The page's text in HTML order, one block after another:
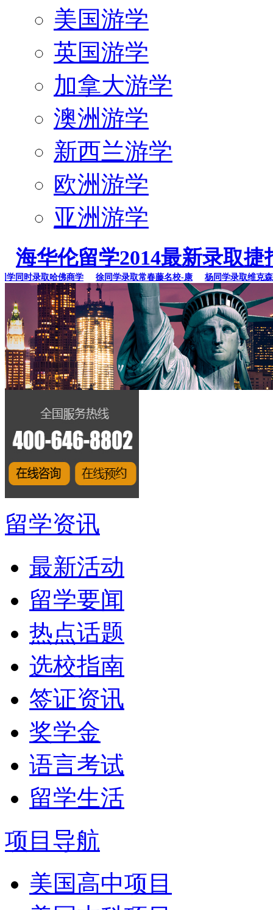
美国游学
英国游学
加拿大游学
澳洲游学
新西兰游学
欧洲游学
亚洲游学
海华伦留学2014最新录取捷
时录取哈佛商学 徐同学录取常春藤名校-康 杨同学录取维克森林
留学资讯
最新活动
留学要闻
热点话题
选校指南
签证资讯
奖学金
语言考试
留学生活
项目导航
美国高中项目